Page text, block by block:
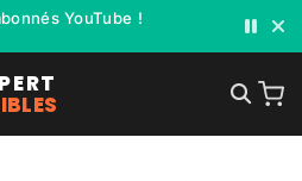
YouTube !